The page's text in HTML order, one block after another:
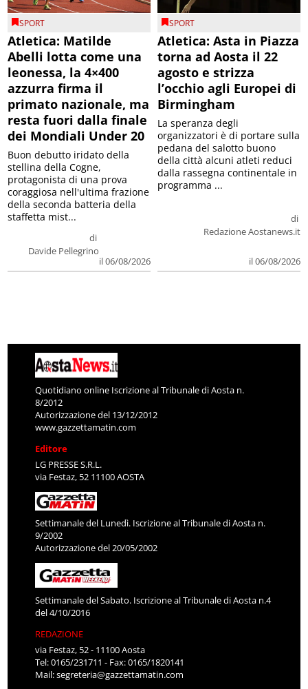
SPORT
Atletica: Matilde
Abelli lotta come una
leonessa, la 4×400
azzurra firma il
primato nazionale, ma
resta fuori dalla finale
dei Mondiali Under 20
di
Davide Pellegrino
il 06/08/2026
Buon debutto iridato della
stellina della Cogne,
protagonista di una prova
coraggiosa nell'ultima frazione
della seconda batteria della
staffetta mist...
SPORT
Atletica: Asta in Piazza
torna ad Aosta il 22
agosto e strizza
l’occhio agli Europei di
Birmingham
di
Redazione Aostanews.it
il 06/08/2026
La speranza degli
organizzatori è di portare sulla
pedana del salotto buono
della città alcuni atleti reduci
dalla rassegna continentale in
programma ...
Quotidiano online Iscrizione al Tribunale di Aosta n.
8/2012
Autorizzazione del 13/12/2012
www.gazzettamatin.com
Editore
LG PRESSE S.R.L.
via Festaz, 52 11100 AOSTA
Settimanale del Lunedì. Iscrizione al Tribunale di Aosta n.
9/2002
Autorizzazione del 20/05/2002
Settimanale del Sabato. Iscrizione al Tribunale di Aosta n.4
del 4/10/2016
REDAZIONE
via Festaz, 52 - 11100 Aosta
Tel: 0165/231711 - Fax: 0165/1820141
Mail:segreteria@gazzettamatin.com